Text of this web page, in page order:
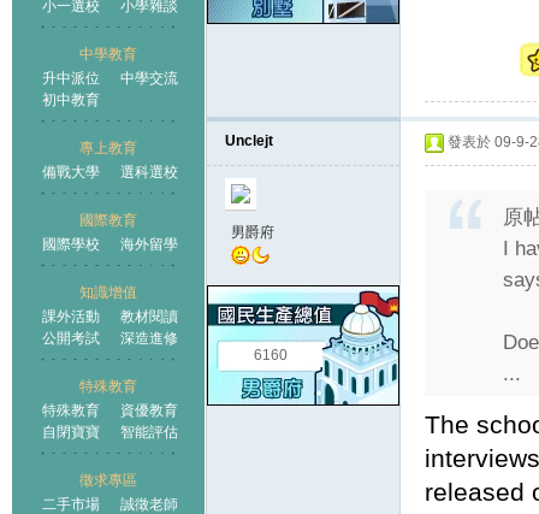
小一選校
小學雜談
中學教育
升中派位
中學交流
初中教育
專上教育
備戰大學
選科選校
國際教育
國際學校
海外留學
知識增值
課外活動
教材閱讀
公開考試
深造進修
特殊教育
特殊教育
資優教育
自閉寶寶
智能評估
徵求專區
二手市場
誠徵老師
Unclejt
男爵府
6160
發表於 09-9-
原
I
...
The
released